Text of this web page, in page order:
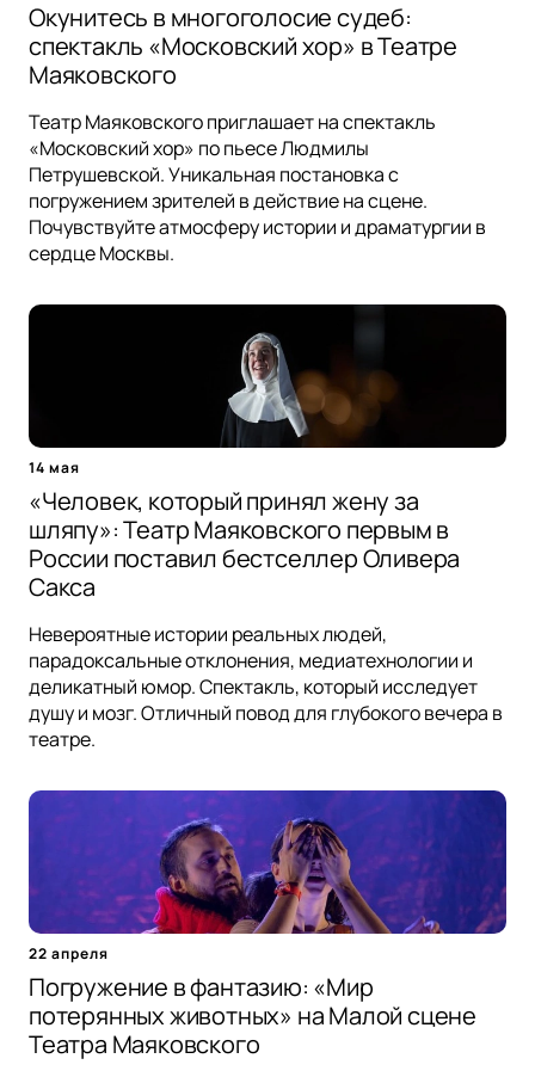
Окунитесь в многоголосие судеб:
спектакль «Московский хор» в Театре
Маяковского
Театр Маяковского приглашает на спектакль
«Московский хор» по пьесе Людмилы
Петрушевской. Уникальная постановка с
погружением зрителей в действие на сцене.
Почувствуйте атмосферу истории и драматургии в
сердце Москвы.
14 мая
«Человек, который принял жену за
шляпу»: Театр Маяковского первым в
России поставил бестселлер Оливера
Сакса
Невероятные истории реальных людей,
парадоксальные отклонения, медиатехнологии и
деликатный юмор. Спектакль, который исследует
душу и мозг. Отличный повод для глубокого вечера в
театре.
22 апреля
Погружение в фантазию: «Мир
потерянных животных» на Малой сцене
Театра Маяковского